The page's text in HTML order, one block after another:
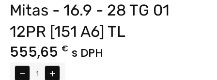
Mitas - 16.9 - 28 TG 01
12PR [151 A6] TL
555,65 € s DPH
− +